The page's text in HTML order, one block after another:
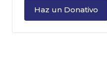
Haz un Donativo